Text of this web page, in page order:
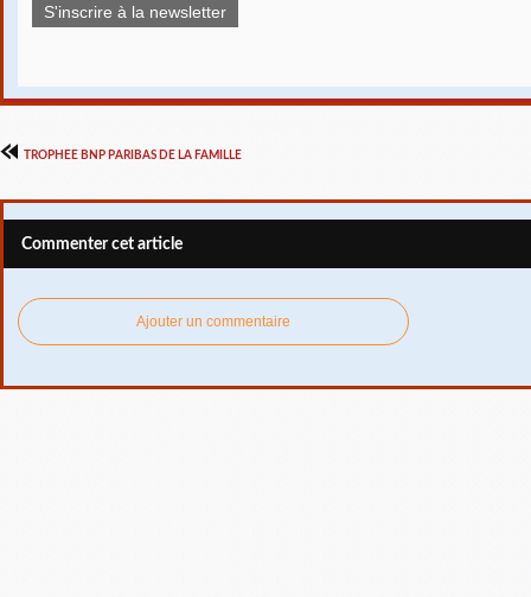
S'inscrire à la newsletter
TROPHEE BNP PARIBAS DE LA FAMILLE
Commenter cet article
Ajouter un commentaire